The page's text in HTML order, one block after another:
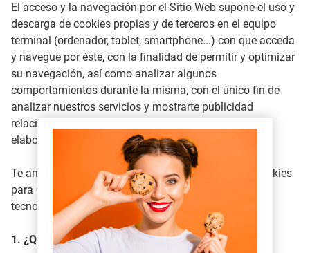
El acceso y la navegación por el Sitio Web supone el uso y
descarga de cookies propias y de terceros en el equipo
terminal (ordenador, tablet, smartphone...) con que acceda
y navegue por éste, con la finalidad de permitir y optimizar
su navegación, así como analizar algunos
comportamientos durante la misma, con el único fin de
analizar nuestros servicios y mostrarte publicidad
relacionada con tus preferencias en base a un perfil
elaborado a partir de tus hábitos de navegación.
Te animamos a leer con atención esta Política de Cookies
para que conozcas con mayor detalle el uso de esta
tecnología por Yoigo LUZ y GAS.
1. ¿Qué son las cookies?